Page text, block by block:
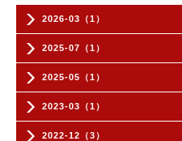
2026-03（1）
2025-07（1）
2025-05（1）
2023-03（1）
2022-12（3）